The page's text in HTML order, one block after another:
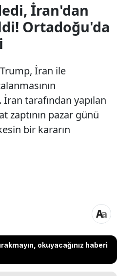
İran'dan
Ortadoğu'da
İran ile
İran tarafından yapılan
zaptının pazar günü
bir kararın
okuyacağınız haberi